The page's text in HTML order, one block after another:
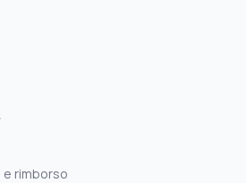
e rimborso